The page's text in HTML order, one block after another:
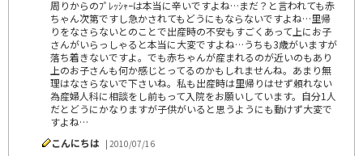
周りからのﾌﾟﾚｯｼｬｰは本当に辛いですよね…まだ？と言われても赤
ちゃん次第ですし急かされてもどうにもならないですよね…里帰
りをなさらないとのことで出産時の不安もすごくあって上にお子
さんがいらっしゃると本当に大変ですよね…うちも3歳がいますが
落ち着きないですよ。でも赤ちゃんが産まれるのが近いのもあり
上のお子さんも何か感じとってるのかもしれませんね。あまり無
理はなさらないで下さいね。私も出産時は里帰りはせず頼れない
為産婦人科に相談をし前もって入院をお願いしています。自分1人
だとどうにかなりますが子供がいると思うようにも動けず大変で
すよね…
こんにちは | 2010/07/16